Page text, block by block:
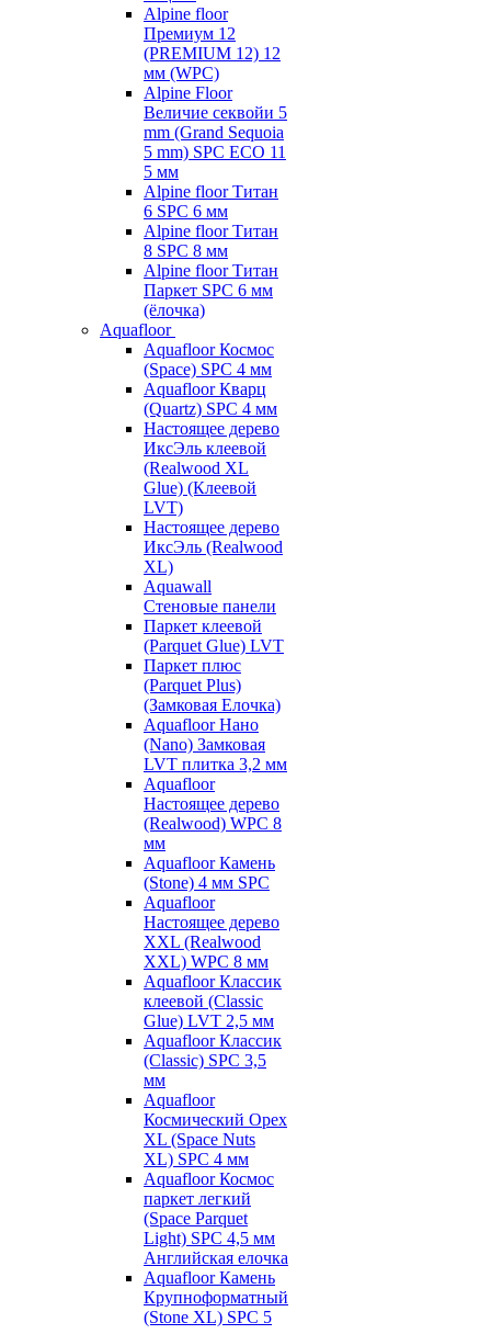
Alpine floor
Премиум 12
(PREMIUM 12) 12
мм (WPC)
Alpine Floor
Величие секвойи 5
mm (Grand Sequoia
5 mm) SPC ECO 11
5 мм
Alpine floor Титан
6 SPC 6 мм
Alpine floor Титан
8 SPC 8 мм
Alpine floor Титан
Паркет SPC 6 мм
(ёлочка)
Aquafloor
Aquafloor Космос
(Space) SPC 4 мм
Aquafloor Кварц
(Quartz) SPC 4 мм
Настоящее дерево
ИксЭль клеевой
(Realwood XL
Glue) (Клеевой
LVT)
Настоящее дерево
ИксЭль (Realwood
XL)
Aquawall
Стеновые панели
Паркет клеевой
(Parquet Glue) LVT
Паркет плюс
(Parquet Plus)
(Замковая Елочка)
Aquafloor Нано
(Nano) Замковая
LVT плитка 3,2 мм
Aquafloor
Настоящее дерево
(Realwood) WPC 8
мм
Aquafloor Камень
(Stone) 4 мм SPC
Aquafloor
Настоящее дерево
XXL (Realwood
XXL) WPC 8 мм
Aquafloor Классик
клеевой (Classic
Glue) LVT 2,5 мм
Aquafloor Классик
(Classic) SPC 3,5
мм
Aquafloor
Космический Орех
XL (Space Nuts
XL) SPC 4 мм
Aquafloor Космос
паркет легкий
(Space Parquet
Light) SPC 4,5 мм
Английская елочка
Aquafloor Камень
Крупноформатный
(Stone XL) SPC 5